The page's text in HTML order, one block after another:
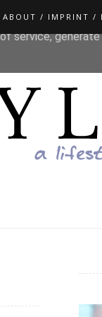
ABOUT / IMPRINT /
address and user-
service, generate